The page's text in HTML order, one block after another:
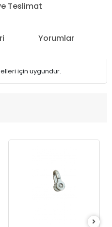
Teslimat
Yorumlar
için uygundur.